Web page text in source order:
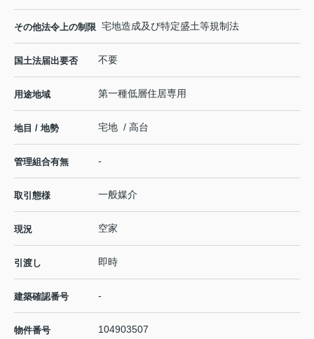
その他法令上の制限 宅地造成及び特定盛土等規制法
国土法届出要否 不要
用途地域 第一種低層住居専用
地目 / 地勢 宅地 / 高台
管理組合有無 -
取引態様 一般媒介
現況 空家
引渡し 即時
建築確認番号 -
物件番号 104903507